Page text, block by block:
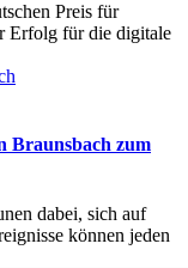
Preis für
Erfolg für die digitale
Braunsbach zum
dabei, sich auf
können jeden